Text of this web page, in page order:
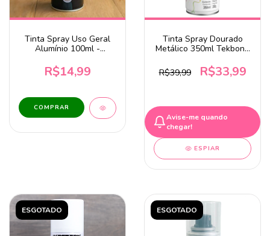
Tinta Spray Uso Geral
Alumínio 100ml -
R$14,99
Tinta Spray Dourado
Metálico 350ml Tekbond
R$39,99
R$33,99
Avise-me quando
chegar!
ESPIAR
ESGOTADO ESGOTADO